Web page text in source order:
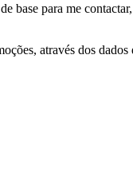
para me
através dos dados